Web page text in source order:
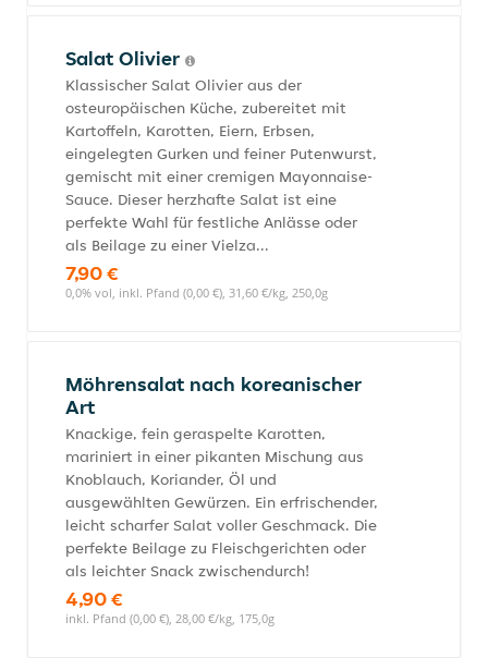
Salat Olivier
Klassischer Salat Olivier aus der
osteuropäischen Küche, zubereitet mit
Kartoffeln, Karotten, Eiern, Erbsen,
eingelegten Gurken und feiner Putenwurst,
gemischt mit einer cremigen Mayonnaise-
Sauce. Dieser herzhafte Salat ist eine
perfekte Wahl für festliche Anlässe oder
als Beilage zu einer Vielza...
7,90 €
0,0% vol, inkl. Pfand (0,00 €), 31,60 €/kg, 250,0g
Möhrensalat nach koreanischer
Art
Knackige, fein geraspelte Karotten,
mariniert in einer pikanten Mischung aus
Knoblauch, Koriander, Öl und
ausgewählten Gewürzen. Ein erfrischender,
leicht scharfer Salat voller Geschmack. Die
perfekte Beilage zu Fleischgerichten oder
als leichter Snack zwischendurch!
4,90 €
inkl. Pfand (0,00 €), 28,00 €/kg, 175,0g